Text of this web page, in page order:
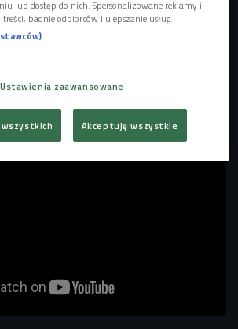
Woman" . Wydawnictwo zdobyło
i do dziś pozostaje jednym z
w dyskografii artystki.
lub dostęp do nich. Spersonalizowane reklamy i
badnie odbiorców i ulepszanie usług.
Ustawienia zaawansowane
Akceptuję wszystkie